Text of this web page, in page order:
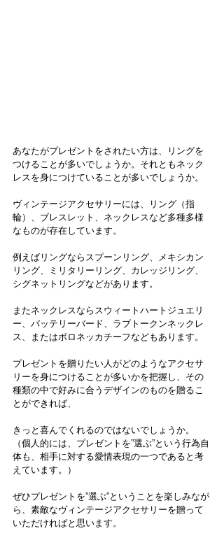
あなたがプレゼントをされたい方は、リングを
つけることが多いでしょうか。それともネック
レスを身につけていることが多いでしょうか。
ヴィンテージアクセサリーには、リング（指
輪）、ブレスレット、ネックレスなど多種多様
なものが存在しています。
例えばリングならスプーンリング、メキシカン
リング、ミリタリーリング、カレッジリング、
シグネットリングなどがあります。
またネックレスならスウィートハートジュエリ
ー、バッテリーバード、ラブトークンネックレ
ス、またはボロネッカチーフなどもあります。
プレゼントを贈りたい人がどのようなアクセサ
リーを身につけることが多いかを把握し、その
種類の中で好みに合うデザインのものを贈るこ
とができれば、
きっと喜んでくれるのではないでしょうか。
（個人的には、プレゼントを”選ぶ”という行為自
体も、相手に対する愛情表現の一つであると考
えています。）
ぜひプレゼントを”選ぶ”ということを楽しみなが
ら、素敵なヴィンテージアクセサリーを贈って
いただければと思います。